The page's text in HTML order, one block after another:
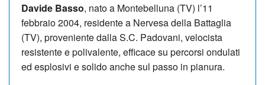
Davide Basso, nato a Montebelluna (TV) l’11
febbraio 2004, residente a Nervesa della Battaglia
(TV), proveniente dalla S.C. Padovani, velocista
resistente e polivalente, efficace su percorsi ondulati
ed esplosivi e solido anche sul passo in pianura.